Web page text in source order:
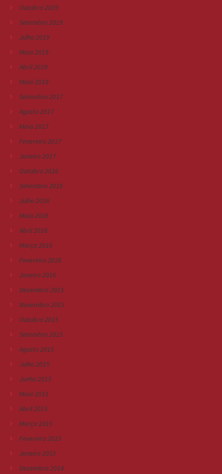
Outubro 2019
Setembro 2019
Julho 2019
Maio 2019
Abril 2019
Maio 2018
Setembro 2017
Agosto 2017
Maio 2017
Fevereiro 2017
Janeiro 2017
Outubro 2016
Setembro 2016
Julho 2016
Maio 2016
Abril 2016
Março 2016
Fevereiro 2016
Janeiro 2016
Dezembro 2015
Novembro 2015
Outubro 2015
Setembro 2015
Agosto 2015
Julho 2015
Junho 2015
Maio 2015
Abril 2015
Março 2015
Fevereiro 2015
Janeiro 2015
Dezembro 2014